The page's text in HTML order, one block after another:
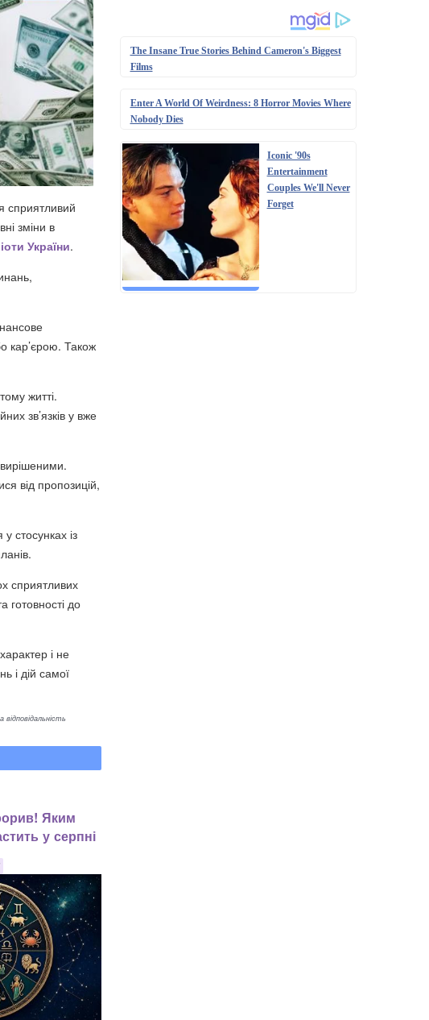
сприятливий
зміни в
України.
кар’єрою. Також
житті.
зв’язків у вже
від пропозицій,
стосунках із
сприятливих
готовності до
і не
і дій самої
Яким
у серпні
The Insane True Stories Behind Cameron's Biggest
Films
Enter A World Of Weirdness: 8 Horror Movies Where
Nobody Dies
Iconic '90s
Entertainment
Couples We'll Never
Forget